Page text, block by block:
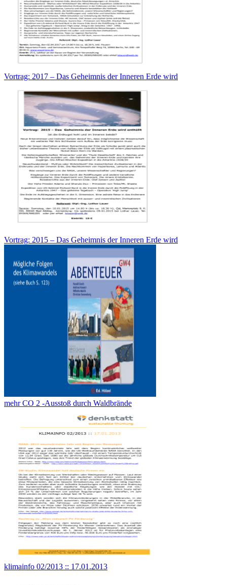
Vortrag: 2017 – Das Geheimnis der Inneren Erde wird
Vortrag: 2015 – Das Geheimnis der Inneren Erde wird
mehr CO 2 -Ausstoß durch Waldbrände
klimainfo 02/2013 :: 17.01.2013